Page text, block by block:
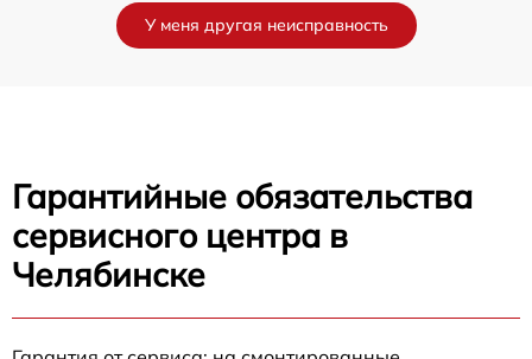
У меня другая неисправность
Гарантийные обязательства
сервисного центра в
Челябинске